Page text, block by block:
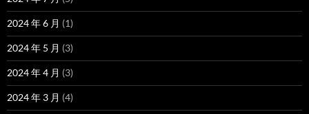
2024 年 6 月 (1)
2024 年 5 月 (3)
2024 年 4 月 (3)
2024 年 3 月 (4)